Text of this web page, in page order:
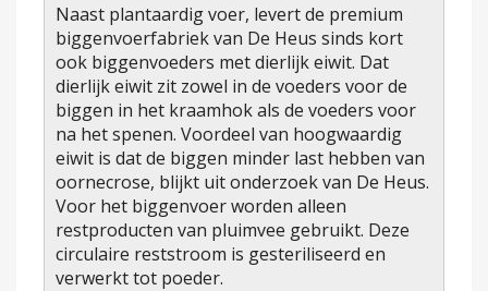
Naast plantaardig voer, levert de premium
biggenvoerfabriek van De Heus sinds kort
ook biggenvoeders met dierlijk eiwit. Dat
dierlijk eiwit zit zowel in de voeders voor de
biggen in het kraamhok als de voeders voor
na het spenen. Voordeel van hoogwaardig
eiwit is dat de biggen minder last hebben van
oornecrose, blijkt uit onderzoek van De Heus.
Voor het biggenvoer worden alleen
restproducten van pluimvee gebruikt. Deze
circulaire reststroom is gesteriliseerd en
verwerkt tot poeder.